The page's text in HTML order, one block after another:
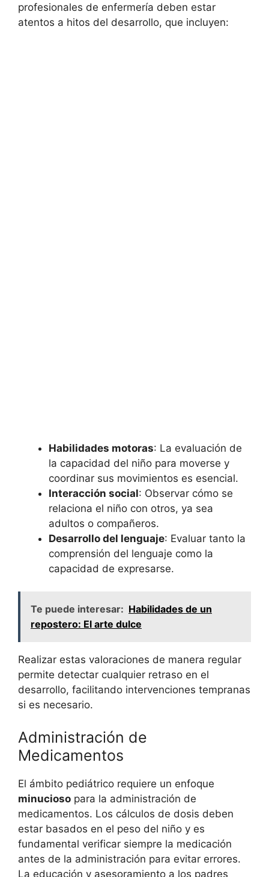
profesionales de enfermería deben estar
atentos a hitos del desarrollo, que incluyen:
Habilidades motoras: La evaluación de
la capacidad del niño para moverse y
coordinar sus movimientos es esencial.
Interacción social: Observar cómo se
relaciona el niño con otros, ya sea
adultos o compañeros.
Desarrollo del lenguaje: Evaluar tanto la
comprensión del lenguaje como la
capacidad de expresarse.
Te puede interesar: Habilidades de un
repostero: El arte dulce
Realizar estas valoraciones de manera regular
permite detectar cualquier retraso en el
desarrollo, facilitando intervenciones tempranas
si es necesario.
Administración de
Medicamentos
El ámbito pediátrico requiere un enfoque
minucioso para la administración de
medicamentos. Los cálculos de dosis deben
estar basados en el peso del niño y es
fundamental verificar siempre la medicación
antes de la administración para evitar errores.
La educación y asesoramiento a los padres